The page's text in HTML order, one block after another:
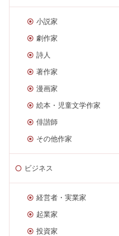
小説家
劇作家
詩人
著作家
漫画家
絵本・児童文学作家
俳諧師
その他作家
ビジネス
経営者・実業家
起業家
投資家